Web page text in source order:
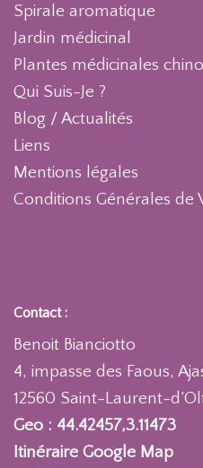
Spirale aromatique
Jardin médicinal
Plantes médicinales
Qui Suis-Je ?
Blog / Actualités
Liens
Mentions légales
Conditions Générales de
Contact :
Benoit Bianciotto
4, impasse des Faous,
12560 Saint-Laurent-
Geo : 44.42457,3.11473
Itinéraire Google Map